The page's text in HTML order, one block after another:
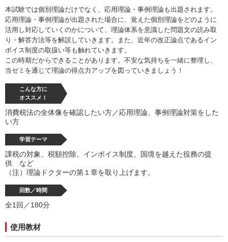
本試験では個別理論だけでなく、応用理論・事例理論も出題されます。
応用理論・事例理論が出題された場合に、覚えた個別理論をどのように
活用し対応していくのかについて、理論体系を意識した問題文の読み取
り・解答方法等を解説していきます。また、近年の改正論点であるイン
ボイス制度の取扱い等も触れていきます。
この時期だからできることがあります。不安な気持ちを一緒に整理し、
当ゼミを通じて理論の得点力アップを図っていきましょう！
こんな方に
オススメ！
消費税法の全体像を確認したい方／応用理論、事例理論対策をした
い方
学習テーマ
課税の対象、税額控除、インボイス制度、国境を越えた役務の提
供 など
（注）理論ドクターの第１章を取り上げます。
回数／時間
全1回／180分
使用教材